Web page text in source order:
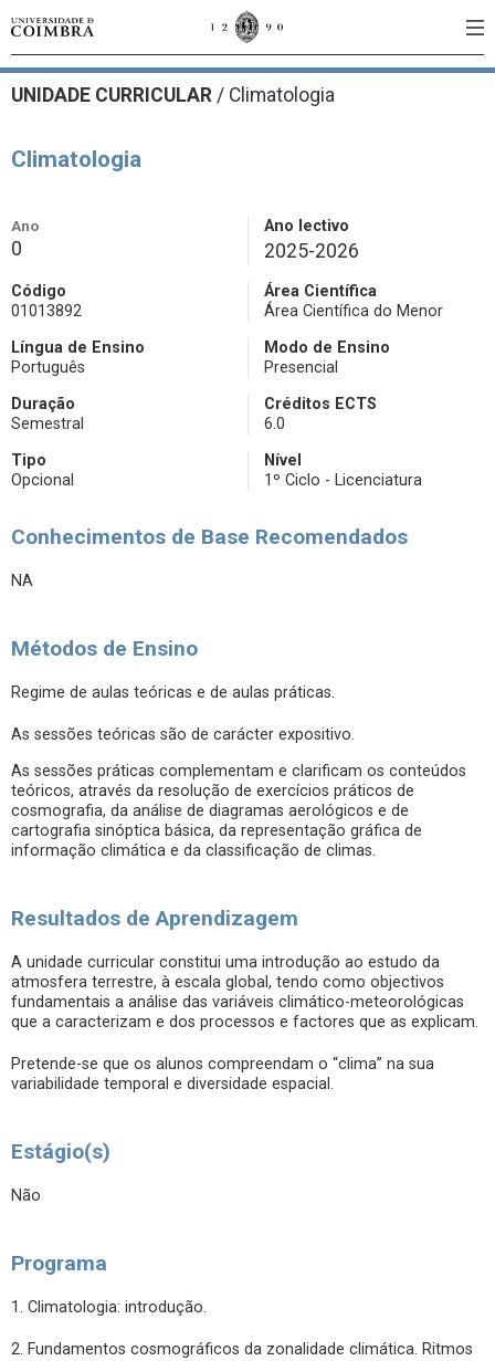
UNIDADE CURRICULAR / Climatologia
Climatologia
Ano
0
Ano lectivo
2025-2026
Código
01013892
Área Científica
Área Científica do Menor
Língua de Ensino
Português
Modo de Ensino
Presencial
Duração
Semestral
Créditos ECTS
6.0
Tipo
Opcional
Nível
1º Ciclo - Licenciatura
Conhecimentos de Base Recomendados
NA
Métodos de Ensino
Regime de aulas teóricas e de aulas práticas.
As sessões teóricas são de carácter expositivo.
As sessões práticas complementam e clarificam os conteúdos
teóricos, através da resolução de exercícios práticos de
cosmografia, da análise de diagramas aerológicos e de
cartografia sinóptica básica, da representação gráfica de
informação climática e da classificação de climas.
Resultados de Aprendizagem
A unidade curricular constitui uma introdução ao estudo da
atmosfera terrestre, à escala global, tendo como objectivos
fundamentais a análise das variáveis climático-meteorológicas
que a caracterizam e dos processos e factores que as explicam.
Pretende-se que os alunos compreendam o “clima” na sua
variabilidade temporal e diversidade espacial.
Estágio(s)
Não
Programa
1. Climatologia: introdução.
2. Fundamentos cosmográficos da zonalidade climática. Ritmos